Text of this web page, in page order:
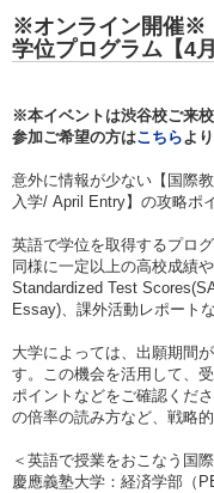
※オンライン開催※
学位プログラム【4
※本イベントは渋谷校ご来
参加ご希望の方はこちらよ
意外に情報が少ない【国際
入学/ April Entry】の攻略ポ
英語で学位を取得するプロ
同様に一定以上の高校成績
Standardized Test
Essay)、課外活動レポート
大学によっては、出願期間
す。この機会を活用して、
ポイントなどをご確認くだ
の倍率の読み方など、戦略
＜英語で授業をおこなう国
慶應義塾大学：経済学部（